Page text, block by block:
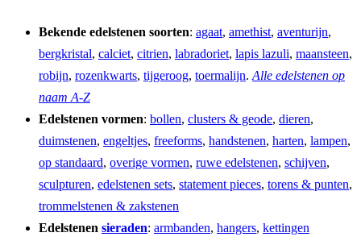
Bekende edelstenen soorten: agaat, amethist, aventurijn,
bergkristal, calciet, citrien, labradoriet, lapis lazuli, maansteen,
robijn, rozenkwarts, tijgeroog, toermalijn. Alle edelstenen op
naam A-Z
Edelstenen vormen: bollen, clusters & geode, dieren,
duimstenen, engeltjes, freeforms, handstenen, harten, lampen,
op standaard, overige vormen, ruwe edelstenen, schijven,
sculpturen, edelstenen sets, statement pieces, torens & punten,
trommelstenen & zakstenen
Edelstenen sieraden: armbanden, hangers, kettingen